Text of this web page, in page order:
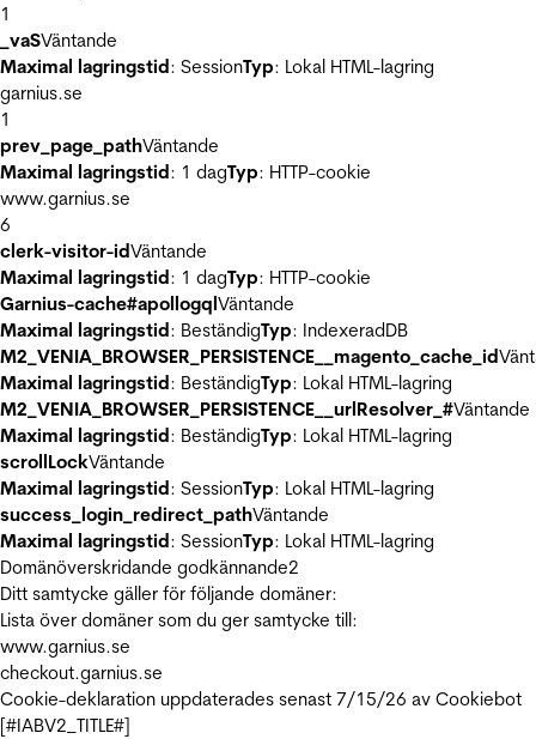
1
_vaSVäntande
Maximal lagringstid: SessionTyp: Lokal HTML-lagring
garnius.se
1
prev_page_pathVäntande
Maximal lagringstid: 1 dagTyp: HTTP-cookie
www.garnius.se
6
clerk-visitor-idVäntande
Maximal lagringstid: 1 dagTyp: HTTP-cookie
Garnius-cache#apollogqlVäntande
Maximal lagringstid: BeständigTyp: IndexeradDB
M2_VENIA_BROWSER_PERSISTENCE__magento_cache_id
Maximal lagringstid: BeständigTyp: Lokal HTML-lagring
M2_VENIA_BROWSER_PERSISTENCE__urlResolver_#Väntande
Maximal lagringstid: BeständigTyp: Lokal HTML-lagring
scrollLockVäntande
Maximal lagringstid: SessionTyp: Lokal HTML-lagring
success_login_redirect_pathVäntande
Maximal lagringstid: SessionTyp: Lokal HTML-lagring
Domänöverskridande godkännande2
Ditt samtycke gäller för följande domäner:
Lista över domäner som du ger samtycke till:
www.garnius.se
checkout.garnius.se
Cookie-deklaration uppdaterades senast 7/15/26 av Cookiebot
[#IABV2_TITLE#]